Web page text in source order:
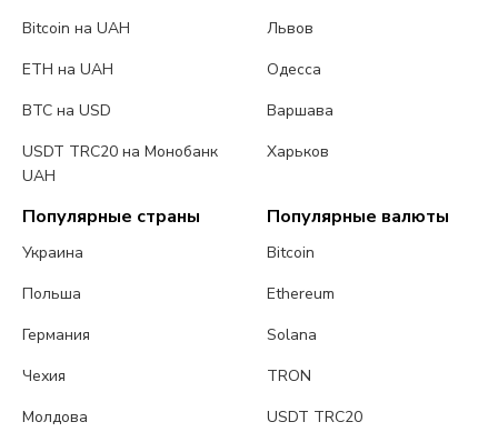
Bitcoin на UAH
ETH на UAH
BTC на USD
USDT TRC20 на Монобанк
UAH
Львов
Одесса
Варшава
Харьков
Популярные страны
Украина
Польша
Германия
Чехия
Молдова
Популярные валюты
Bitcoin
Ethereum
Solana
TRON
USDT TRC20